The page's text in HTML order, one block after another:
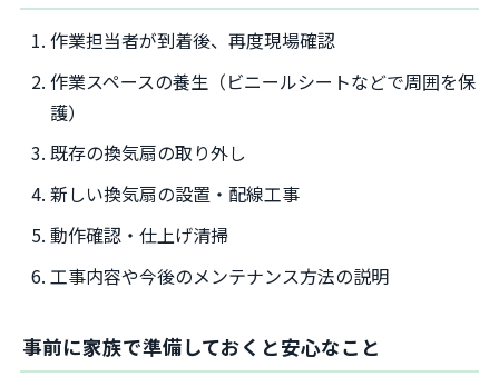
作業担当者が到着後、再度現場確認
作業スペースの養生（ビニールシートなどで周囲を保
護）
既存の換気扇の取り外し
新しい換気扇の設置・配線工事
動作確認・仕上げ清掃
工事内容や今後のメンテナンス方法の説明
事前に家族で準備しておくと安心なこと